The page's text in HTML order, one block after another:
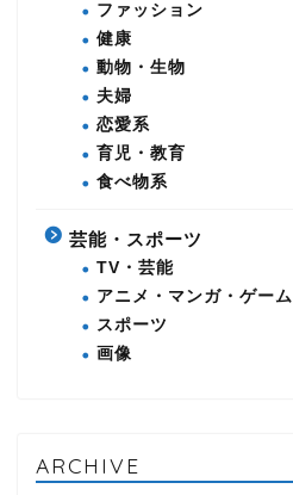
ファッション
健康
動物・生物
夫婦
恋愛系
育児・教育
食べ物系
芸能・スポーツ
TV・芸能
アニメ・マンガ・ゲーム
スポーツ
画像
ARCHIVE